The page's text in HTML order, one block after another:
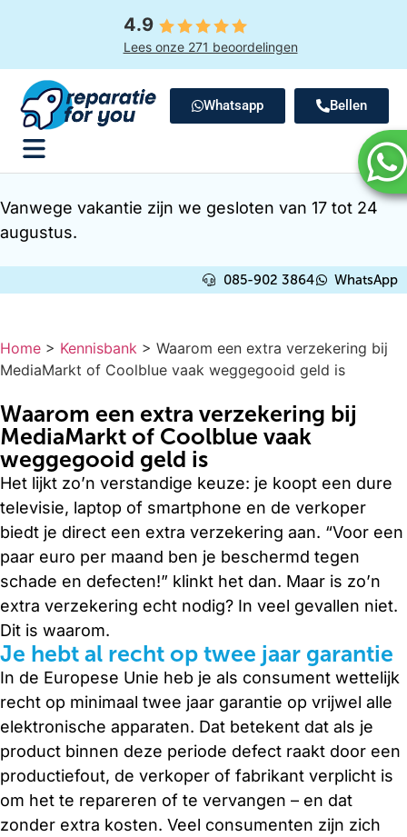
4.9
Lees onze 271 beoordelingen
Whatsapp Bellen
Vanwege vakantie zijn we gesloten van 17 tot 24
augustus.
WhatsApp
085-902 3864
Home > Kennisbank > Waarom een extra verzekering bij
MediaMarkt of Coolblue vaak weggegooid geld is
Waarom een extra verzekering bij
MediaMarkt of Coolblue vaak
weggegooid geld is
Het lijkt zo’n verstandige keuze: je koopt een dure
televisie, laptop of smartphone en de verkoper
biedt je direct een extra verzekering aan. “Voor een
paar euro per maand ben je beschermd tegen
schade en defecten!” klinkt het dan. Maar is zo’n
extra verzekering echt nodig? In veel gevallen niet.
Dit is waarom.
Je hebt al recht op twee jaar garantie
In de Europese Unie heb je als consument wettelijk
recht op minimaal twee jaar garantie op vrijwel alle
elektronische apparaten. Dat betekent dat als je
product binnen deze periode defect raakt door een
productiefout, de verkoper of fabrikant verplicht is
om het te repareren of te vervangen – en dat
zonder extra kosten. Veel consumenten zijn zich